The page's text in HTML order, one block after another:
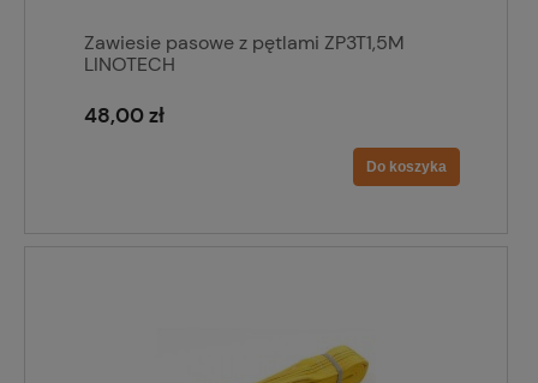
Zawiesie pasowe z pętlami ZP3T1,5M
LINOTECH
48,00 zł
Do koszyka